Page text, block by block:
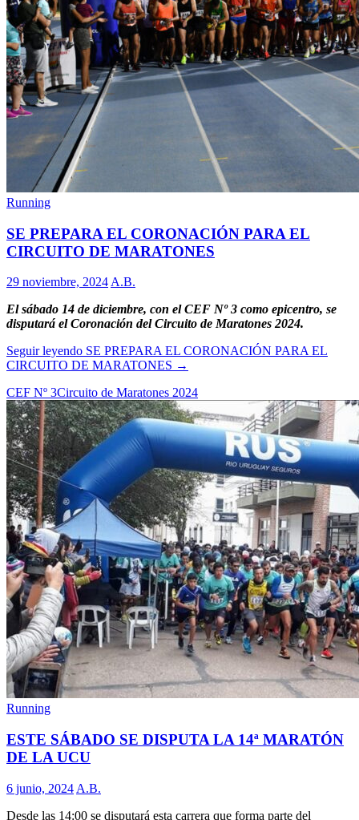
Running
SE PREPARA EL CORONACIÓN PARA EL
CIRCUITO DE MARATONES
29 noviembre, 2024 A.B.
El sábado 14 de diciembre, con el CEF Nº 3 como epicentro, se
disputará el Coronación del Circuito de Maratones 2024.
Seguir leyendo SE PREPARA EL CORONACIÓN PARA EL
CIRCUITO DE MARATONES →
CEF Nº 3Circuito de Maratones 2024
Running
ESTE SÁBADO SE DISPUTA LA 14ª MARATÓN
DE LA UCU
6 junio, 2024 A.B.
Desde las 14:00 se disputará esta carrera que forma parte del